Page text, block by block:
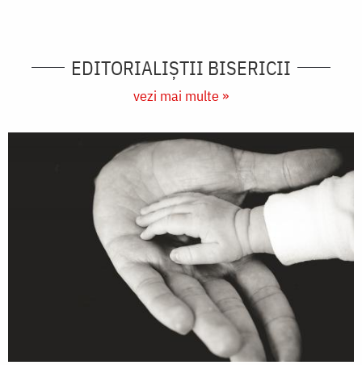
EDITORIALIȘTII BISERICII
vezi mai multe »